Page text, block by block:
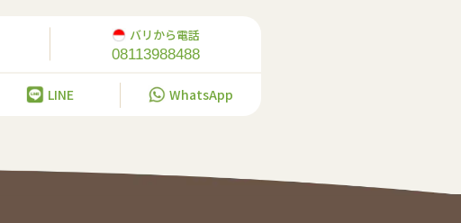
バリから電話
08113988488
LINE WhatsApp